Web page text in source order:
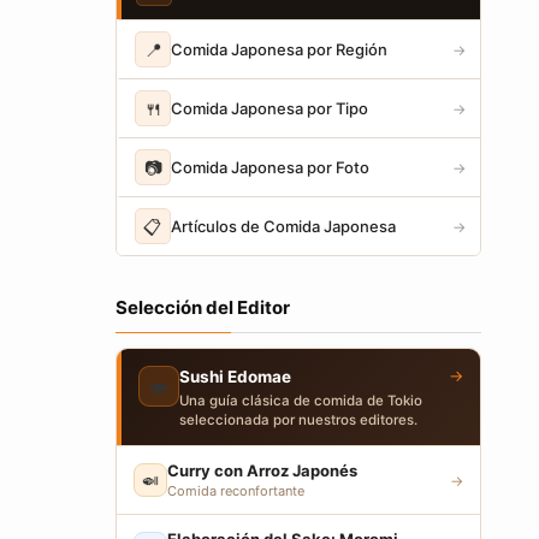
📍 Comida Japonesa por Región →
🍴 Comida Japonesa por Tipo →
📷 Comida Japonesa por Foto →
📋 Artículos de Comida Japonesa →
Selección del Editor
🍣 Sushi Edomae
Una guía clásica de comida de Tokio
seleccionada por nuestros editores.
→
🍛 Curry con Arroz Japonés
Comida reconfortante
→